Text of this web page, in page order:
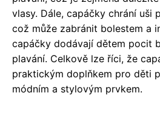
vlasy. Dále, capáčky chrání uši
což může zabránit bolestem a
capáčky dodávají dětem pocit
plavání. Celkově lze říci, že
praktickým doplňkem pro děti
módním a stylovým prvkem.